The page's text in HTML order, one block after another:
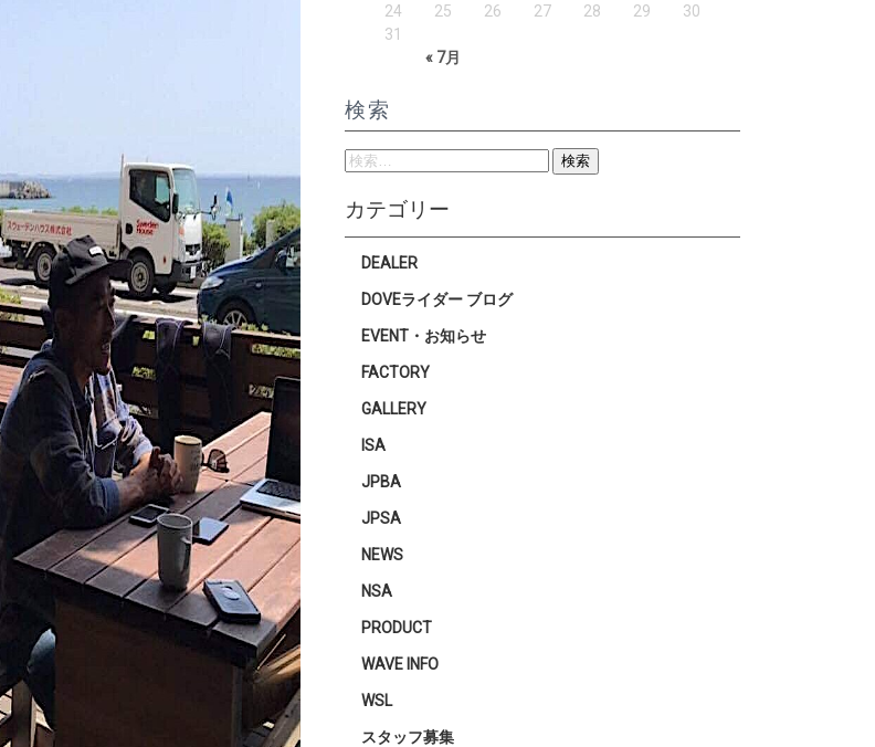
« 7月
24
25 26 27 28 29
30
31
検索
検
索:
カテゴリー
DEALER
DOVEライダー ブログ
EVENT・お知らせ
FACTORY
GALLERY
ISA
JPBA
JPSA
NEWS
NSA
PRODUCT
WAVE INFO
WSL
スタッフ募集